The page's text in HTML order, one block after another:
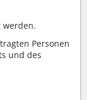
werden.
Personen
und des